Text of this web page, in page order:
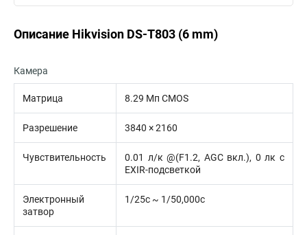
Описание Hikvision DS-T803 (6 mm)
Камера
Матрица 8.29 Мп CMOS
Разрешение 3840 × 2160
Чувствительность
0.01 л/к @(F1.2, AGC вкл.), 0 лк с
EXIR-подсветкой
Электронный
затвор
1/25с ~ 1/50,000с